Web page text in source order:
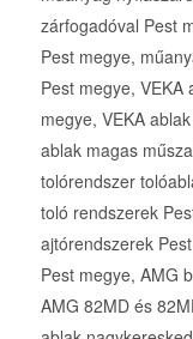
zárfogadóval Pest
Pest megye,
Pest megye, VEKA
megye, VEKA
ablak magas
tolórendszer
toló rendszerek
ajtórendszerek
Pest megye, AMG
AMG 82MD és